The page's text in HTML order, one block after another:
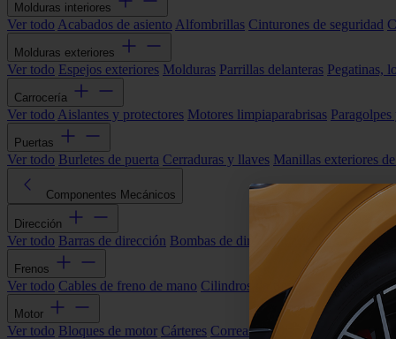
Molduras interiores
Ver todo Acabados de asiento Alfombrillas Cinturones de seguridad
Molduras exteriores
Ver todo Espejos exteriores Molduras Parrillas delanteras Pegatinas,
Carrocería
Ver todo Aislantes y protectores Motores limpiaparabrisas
Puertas
Ver todo Burletes de puerta Cerraduras y llaves Manillas exteriores
Componentes Mecánicos
Dirección
Ver todo Barras de dirección Bombas de dirección asistida
Frenos
Ver todo Cables de freno de mano Cilindros de freno Componentes
Motor
Ver todo Bloques de motor Cárteres Correas alternador Correas y